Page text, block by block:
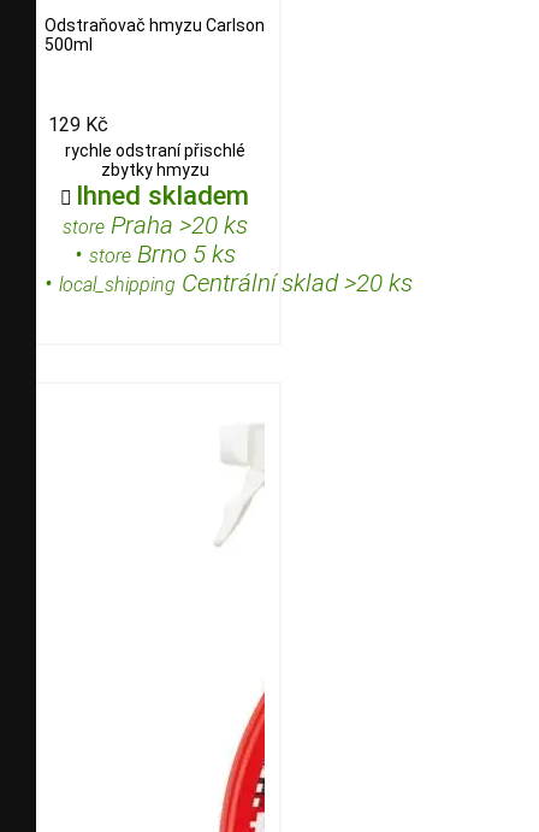
Odstraňovač hmyzu Carlson
500ml
129 Kč
rychle odstraní přischlé
zbytky hmyzu
 Ihned skladem
storePraha >20 ks
• storeBrno 5 ks
• local_shipping Centrální sklad >20 ks